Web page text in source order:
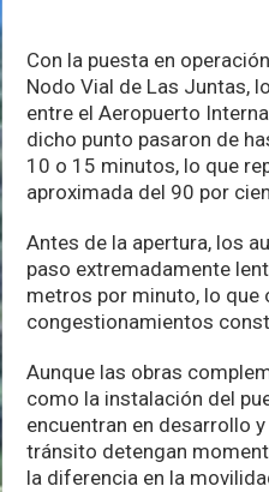
Con la puesta en
Nodo Vial de Las Juntas,
entre el Aeropuerto
dicho punto pasaron de
10 o 15 minutos, lo que
aproximada del 90 por
Antes de la apertura, los
paso extremadamente
metros por minuto, lo que
congestionamientos
Aunque las obras
como la instalación del
encuentran en desarrollo
tránsito detengan
la diferencia en la